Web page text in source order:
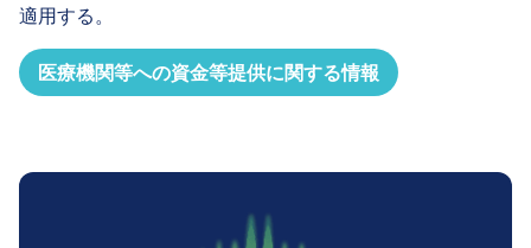
適用する。
医療機関等への資金等提供に関する情報